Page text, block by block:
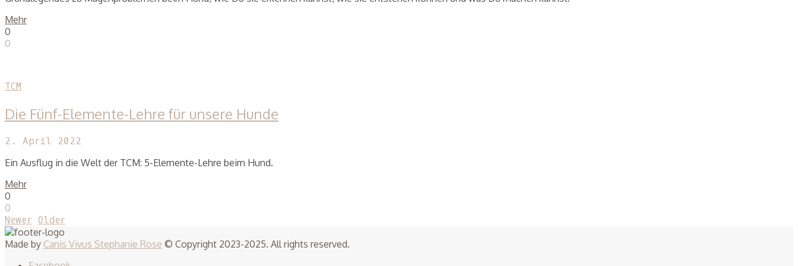
Mehr
0
0
TCM
Die Fünf-Elemente-Lehre für unsere Hunde
2. April 2022
Ein Ausflug in die Welt der TCM: 5-Elemente-Lehre beim Hund.
Mehr
0
0
Posts
navigation
Newer Older
Made by Canis Vivus Stephanie Rose © Copyright 2023-2025. All rights reserved.